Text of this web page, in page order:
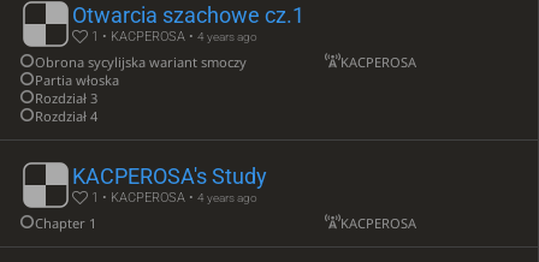
Otwarcia szachowe cz.1
1 • KACPEROSA •4 years ago
Obrona sycylijska wariant smoczy
Partia włoska
Rozdział 3
Rozdział 4
KACPEROSA
KACPEROSA's Study
1 • KACPEROSA •4 years ago
Chapter 1 KACPEROSA